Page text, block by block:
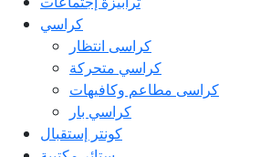
كراسي
كراسى انتظار
كراسي متحركة
كراسى مطاعم وكافيهات
كراسي بار
كونتر إستقبال